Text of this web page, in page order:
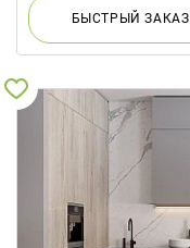
БЫСТРЫЙЗАКАЗ